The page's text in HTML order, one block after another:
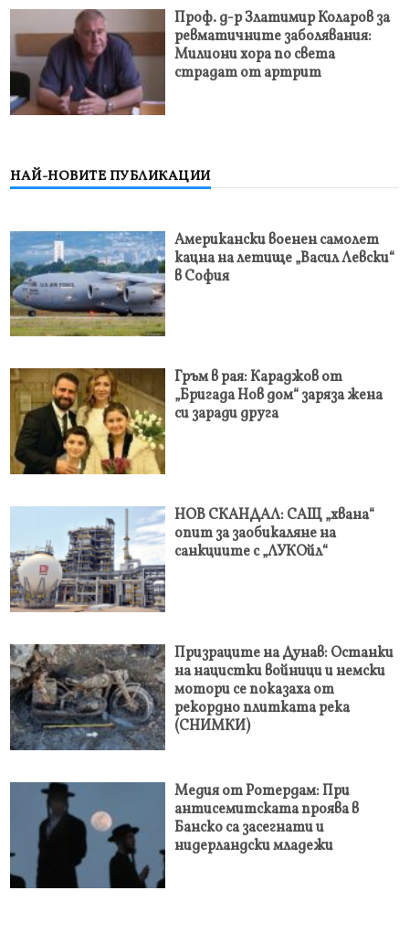
Проф. д-р Златимир Коларов за
ревматичните заболявания:
Милиони хора по света
страдат от артрит
НАЙ-НОВИТЕ ПУБЛИКАЦИИ
Американски военен самолет
кацна на летище „Васил Левски“
в София
Гръм в рая: Караджов от
„Бригада Нов дом“ заряза жена
си заради друга
НОВ СКАНДАЛ: САЩ „хвана“
опит за заобикаляне на
санкциите с „ЛУКОйл“
Призраците на Дунав: Останки
на нацистки войници и немски
мотори се показаха от
рекордно плитката река
(СНИМКИ)
Медия от Ротердам: При
антисемитската проява в
Банско са засегнати и
нидерландски младежи